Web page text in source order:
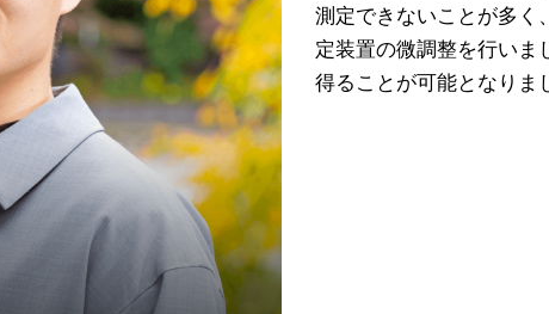
測定できないことが多く
定装置の微調整を行いま
得ることが可能となりま